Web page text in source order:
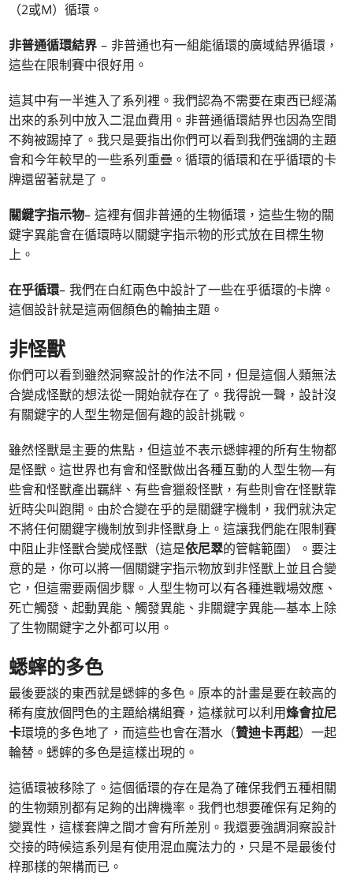
（2或M）循環。
非普通循環結界– 非普通也有一組能循環的廣域結界循環，
這些在限制賽中很好用。
這其中有一半進入了系列裡。我們認為不需要在東西已經滿
出來的系列中放入二混血費用。非普通循環結界也因為空間
不夠被踢掉了。我只是要指出你們可以看到我們強調的主題
會和今年較早的一些系列重疊。循環的循環和在乎循環的卡
牌還留著就是了。
關鍵字指示物– 這裡有個非普通的生物循環，這些生物的關
鍵字異能會在循環時以關鍵字指示物的形式放在目標生物
上。
在乎循環– 我們在白紅兩色中設計了一些在乎循環的卡牌。
這個設計就是這兩個顏色的輪抽主題。
非怪獸
你們可以看到雖然洞察設計的作法不同，但是這個人類無法
合變成怪獸的想法從一開始就存在了。我得說一聲，設計沒
有關鍵字的人型生物是個有趣的設計挑戰。
雖然怪獸是主要的焦點，但這並不表示蟋蟀裡的所有生物都
是怪獸。這世界也有會和怪獸做出各種互動的人型生物—有
些會和怪獸產出羈絆、有些會獵殺怪獸，有些則會在怪獸靠
近時尖叫跑開。由於合變在乎的是關鍵字機制，我們就決定
不將任何關鍵字機制放到非怪獸身上。這讓我們能在限制賽
中阻止非怪獸合變成怪獸（這是依尼翠的管轄範圍）。要注
意的是，你可以將一個關鍵字指示物放到非怪獸上並且合變
它，但這需要兩個步驟。人型生物可以有各種進戰場效應、
死亡觸發、起動異能、觸發異能、非關鍵字異能—基本上除
了生物關鍵字之外都可以用。
蟋蟀的多色
最後要談的東西就是蟋蟀的多色。原本的計畫是要在較高的
稀有度放個閂色的主題給構組賽，這樣就可以利用烽會拉尼
卡環境的多色地了，而這些也會在潛水（贊迪卡再起）一起
輪替。蟋蟀的多色是這樣出現的。
這循環被移除了。這個循環的存在是為了確保我們五種相關
的生物類別都有足夠的出牌機率。我們也想要確保有足夠的
變異性，這樣套牌之間才會有所差別。我還要強調洞察設計
交接的時候這系列是有使用混血魔法力的，只是不是最後付
梓那樣的架構而已。